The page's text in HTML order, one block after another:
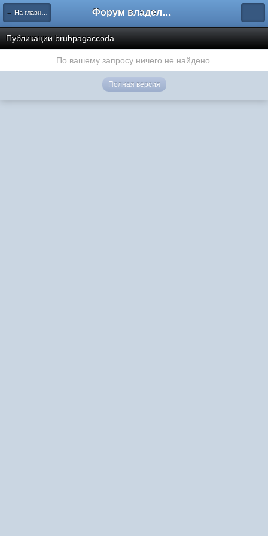
← На главную Форум владельцев интернет-магазинов
Публикации brubpagaccoda
По вашему запросу ничего не найдено.
Полная версия